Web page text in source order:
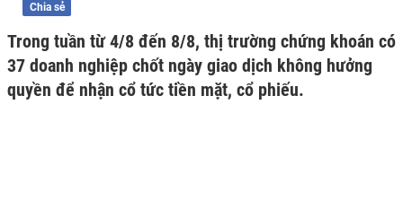
Chia sẻ
Trong tuần từ 4/8 đến 8/8, thị trường chứng khoán có
37 doanh nghiệp chốt ngày giao dịch không hưởng
quyền để nhận cổ tức tiền mặt, cổ phiếu.